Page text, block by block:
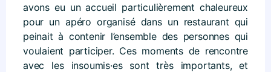
avons eu un accueil particulièrement chaleureux
pour un apéro organisé dans un restaurant qui
peinait à contenir l’ensemble des personnes qui
voulaient participer. Ces moments de rencontre
avec les insoumis·es sont très importants, et